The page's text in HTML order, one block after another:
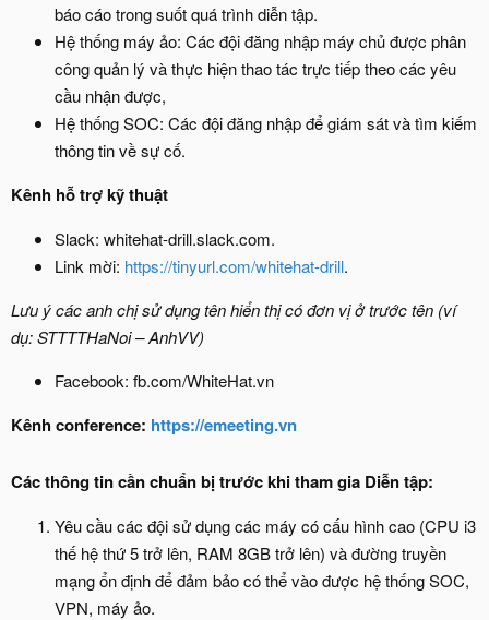
báo cáo trong suốt quá trình diễn tập.
Hệ thống máy ảo: Các đội đăng nhập máy chủ được phân
công quản lý và thực hiện thao tác trực tiếp theo các yêu
cầu nhận được,
Hệ thống SOC: Các đội đăng nhập để giám sát và tìm kiếm
thông tin về sự cố.
Kênh hỗ trợ kỹ thuật
Slack: whitehat-drill.slack.com.
Link mời: https://tinyurl.com/whitehat-drill.
Lưu ý các anh chị sử dụng tên hiển thị có đơn vị ở trước tên (ví
dụ: STTTTHaNoi – AnhVV)
Facebook: fb.com/WhiteHat.vn
Kênh conference: https://emeeting.vn
Các thông tin cần chuẩn bị trước khi tham gia Diễn tập:
Yêu cầu các đội sử dụng các máy có cấu hình cao (CPU i3
thế hệ thứ 5 trở lên, RAM 8GB trở lên) và đường truyền
mạng ổn định để đảm bảo có thể vào được hệ thống SOC,
VPN, máy ảo.